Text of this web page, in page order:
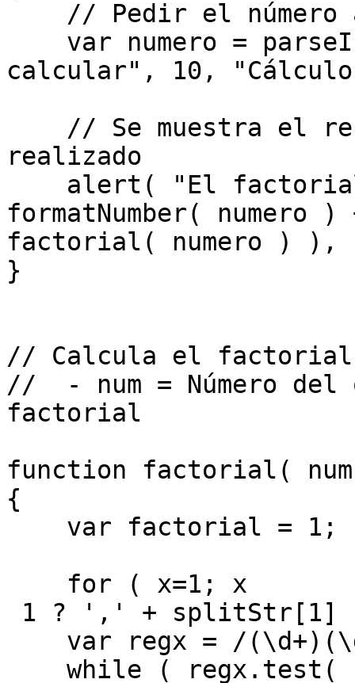
calcular", 10,
realizado
formatNumber( numero
factorial( numero ) ),
}
// Calcula el factorial
//  - num = Número
factorial
function factorial(
{